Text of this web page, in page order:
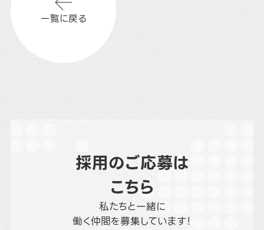
一覧に戻る
採用のご応募は
こちら
私たちと一緒に
働く仲間を募集しています！